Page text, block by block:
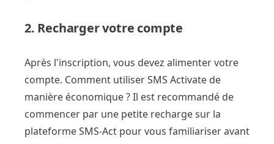
2. Recharger votre compte
Après l'inscription, vous devez alimenter votre
compte. Comment utiliser SMS Activate de
manière économique ? Il est recommandé de
commencer par une petite recharge sur la
plateforme SMS-Act pour vous familiariser avant